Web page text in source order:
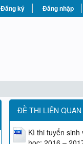
Đăng ký Đăng nhập
ĐỀ THI LIÊN QUAN
Kì thi tuyển sinh